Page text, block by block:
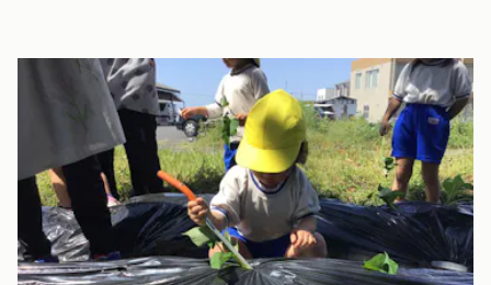
畑があります。
芋を植えたり、虫を取ったり。
びちゃびちゃにしてどろんこ遊びも！
綺麗好きなお母さんは悲鳴を上げるかも…。